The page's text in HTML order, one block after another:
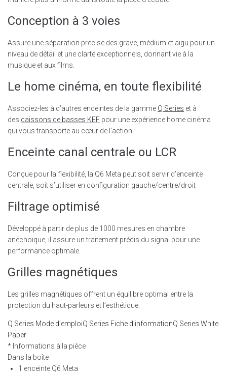
Conception à 3 voies
Assure une séparation précise des grave, médium et aigu pour un
niveau de détail et une clarté exceptionnels, donnant vie à la
musique et aux films.
Le home cinéma, en toute flexibilité
Associez-les à d’autres enceintes de la gamme Q Series et à
des caissons de basses KEF pour une expérience home cinéma
qui vous transporte au cœur de l’action.
Enceinte canal centrale ou LCR
Conçue pour la flexibilité, la Q6 Meta peut soit servir d’enceinte
centrale, soit s’utiliser en configuration gauche/centre/droit
Filtrage optimisé
Développé à partir de plus de 1000 mesures en chambre
anéchoïque, il assure un traitement précis du signal pour une
performance optimale.
Grilles magnétiques
Les grilles magnétiques offrent un équilibre optimal entre la
protection du haut-parleurs et l’esthétique.
Q Series Mode d’emploiQ Series Fiche d’informationQ Series White
Paper
* Informations à la pièce
Dans la boîte
1 enceinte Q6 Meta